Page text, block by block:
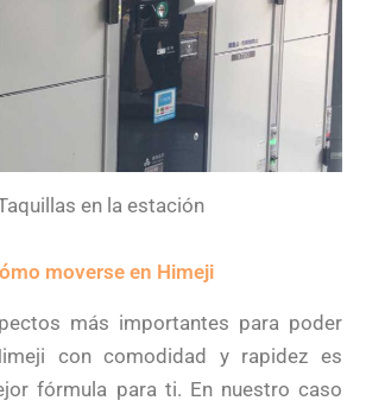
en la estación
moverse en Himeji
más importantes para poder
con comodidad y rapidez es
fórmula para ti. En nuestro caso